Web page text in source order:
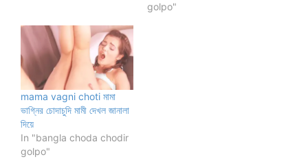
golpo"
mama vagni choti মামা
ভাগ্নির চোদাচুদি মামী দেখল জানালা
দিয়ে
In "bangla choda chodir
golpo"